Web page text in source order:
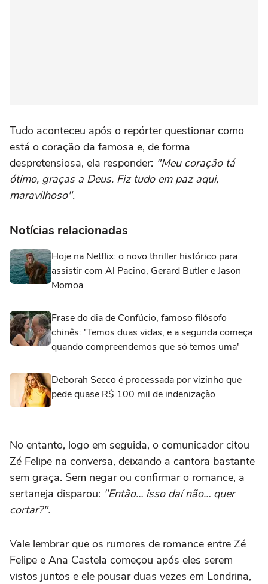
Tudo aconteceu após o repórter questionar como
está o coração da famosa e, de forma
despretensiosa, ela responder: "Meu coração tá
ótimo, graças a Deus. Fiz tudo em paz aqui,
maravilhoso".
Notícias relacionadas
Hoje na Netflix: o novo thriller histórico para
assistir com Al Pacino, Gerard Butler e Jason
Momoa
Frase do dia de Confúcio, famoso filósofo
chinês: 'Temos duas vidas, e a segunda começa
quando compreendemos que só temos uma'
Deborah Secco é processada por vizinho que
pede quase R$ 100 mil de indenização
No entanto, logo em seguida, o comunicador citou
Zé Felipe na conversa, deixando a cantora bastante
sem graça. Sem negar ou confirmar o romance, a
sertaneja disparou: "Então… isso daí não… quer
cortar?".
Vale lembrar que os rumores de romance entre Zé
Felipe e Ana Castela começou após eles serem
vistos juntos e ele pousar duas vezes em Londrina,